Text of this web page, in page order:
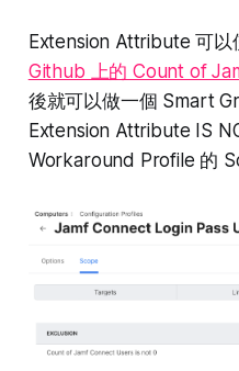
Extension Attribute 可
Github 上的 Count of
後就可以做一個 Smart
Extension Attribute IS
Workaround Profile 的